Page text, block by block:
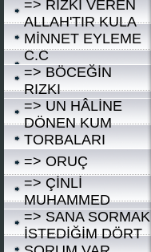
=> RIZKI VEREN
ALLAH'TIR KULA
MİNNET EYLEME
C.C
=> BÖCEĞİN
RIZKI
=> UN HÂLİNE
DÖNEN KUM
TORBALARI
=> ORUÇ
=> ÇİNLİ
MUHAMMED
=> SANA SORMAK
İSTEDİĞİM DÖRT